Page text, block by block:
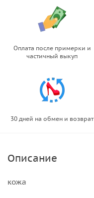
Оплата после примерки и
частичный выкуп
30 дней на обмен и возврат
Описание
кожа